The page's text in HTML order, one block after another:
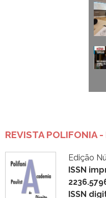
REVISTA POLIFONIA
Edição
ISSN
ISSN